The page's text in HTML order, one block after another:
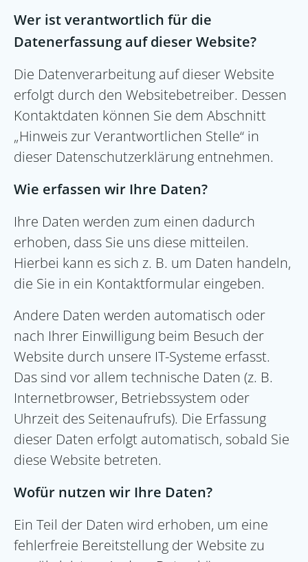
Wer ist verantwortlich für die
Datenerfassung auf dieser Website?
Die Datenverarbeitung auf dieser Website
erfolgt durch den Websitebetreiber. Dessen
Kontaktdaten können Sie dem Abschnitt
„Hinweis zur Verantwortlichen Stelle“ in
dieser Datenschutzerklärung entnehmen.
Wie erfassen wir Ihre Daten?
Ihre Daten werden zum einen dadurch
erhoben, dass Sie uns diese mitteilen.
Hierbei kann es sich z. B. um Daten handeln,
die Sie in ein Kontaktformular eingeben.
Andere Daten werden automatisch oder
nach Ihrer Einwilligung beim Besuch der
Website durch unsere IT-Systeme erfasst.
Das sind vor allem technische Daten (z. B.
Internetbrowser, Betriebssystem oder
Uhrzeit des Seitenaufrufs). Die Erfassung
dieser Daten erfolgt automatisch, sobald Sie
diese Website betreten.
Wofür nutzen wir Ihre Daten?
Ein Teil der Daten wird erhoben, um eine
fehlerfreie Bereitstellung der Website zu